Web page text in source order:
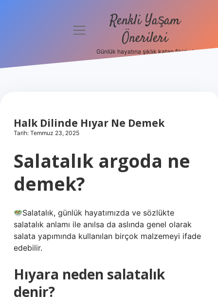
menüyü
Renkli Yaşam
Önerileri
Günlük hayatına şıklık katan fikirler!
Halk Dilinde Hıyar Ne Demek
Tarih: Temmuz 23, 2025
Salatalık argoda ne
demek?
Salatalık, günlük hayatımızda ve sözlükte
salatalık anlamı ile anılsa da aslında genel olarak
salata yapımında kullanılan birçok malzemeyi ifade
edebilir.
Hıyara neden salatalık
denir?